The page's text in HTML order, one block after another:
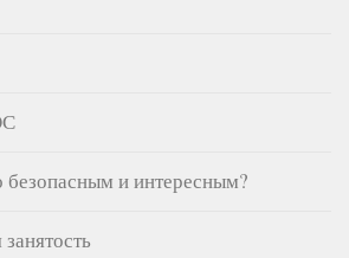
безопасным и интересным?